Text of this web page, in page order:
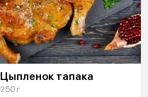
Цыпленок тапака
250 г